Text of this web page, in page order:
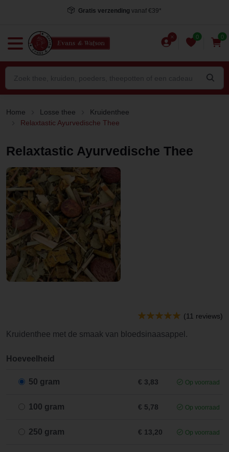
Gratis verzending vanaf €39*
0 0
Home Losse thee
Kruidenthee
Relaxtastic Ayurvedische Thee
Relaxtastic Ayurvedische Thee
(11 reviews)
Kruidenthee met de smaak van bloedsinaasappel.
Hoeveelheid
50 gram € 3,83 Op voorraad
100 gram € 5,78 Op voorraad
250 gram € 13,20 Op voorraad